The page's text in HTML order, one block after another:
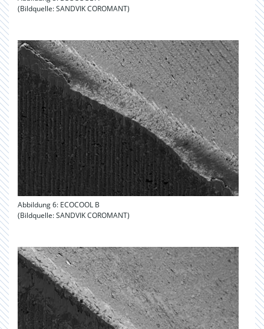
(Bildquelle: SANDVIK COROMANT)
Abbildung 6: ECOCOOL B
(Bildquelle: SANDVIK COROMANT)